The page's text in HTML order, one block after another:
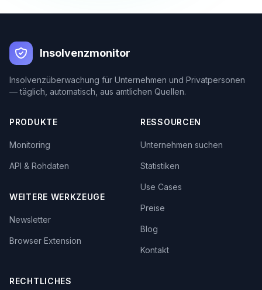
Insolvenzmonitor
Insolvenzüberwachung für Unternehmen und Privatpersonen
— täglich, automatisch, aus amtlichen Quellen.
PRODUKTE
Monitoring
API & Rohdaten
WEITERE WERKZEUGE
Newsletter
Browser Extension
RESSOURCEN
Unternehmen suchen
Statistiken
Use Cases
Preise
Blog
Kontakt
RECHTLICHES